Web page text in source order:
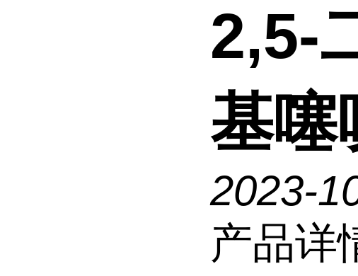
2,5-
基噻
2023-
产品详